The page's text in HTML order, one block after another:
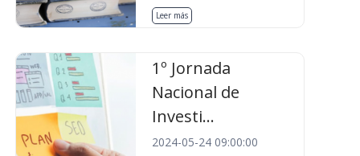
Leer más
1º Jornada
Nacional de
Investi...
2024-05-24 09:00:00